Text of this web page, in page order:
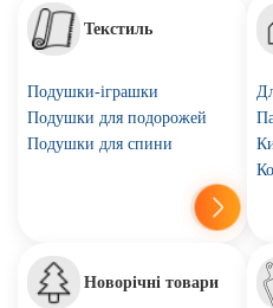
Текстиль
Подушки-іграшки
Подушки для подорожей
Подушки для спини
Новорічні товари